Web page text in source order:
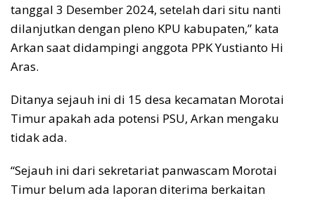
tanggal 3 Desember 2024, setelah dari situ nanti
dilanjutkan dengan pleno KPU kabupaten,” kata
Arkan saat didampingi anggota PPK Yustianto Hi
Aras.
Ditanya sejauh ini di 15 desa kecamatan Morotai
Timur apakah ada potensi PSU, Arkan mengaku
tidak ada.
“Sejauh ini dari sekretariat panwascam Morotai
Timur belum ada laporan diterima berkaitan